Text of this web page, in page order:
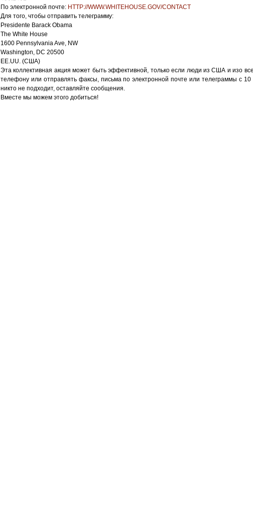
По электронной почте: HTTP://WWW.WHITEHOUSE.GOV/CONTACT
Для того, чтобы отправить телеграмму:
Presidente Barack Obama
The White House
1600 Pennsylvania Ave, NW
Washington, DC 20500
EE.UU. (США)
Эта коллективная акция может быть эффективной, только если люди из США и изо
телефону или отправлять факсы, письма по электронной почте или телеграммы с
никто не подходит, оставляйте сообщения.
Вместе мы можем этого добиться!